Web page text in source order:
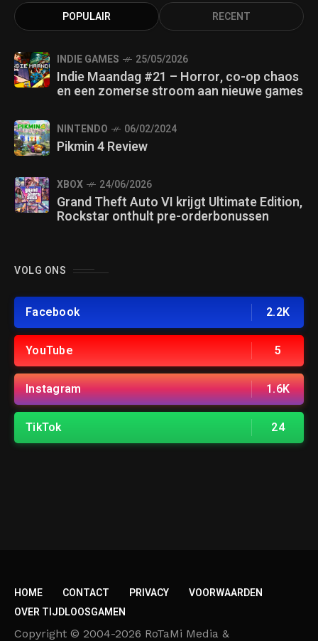
POPULAIR RECENT
INDIE GAMES 25/05/2026
Indie Maandag #21 – Horror, co-op chaos
en een zomerse stroom aan nieuwe games
NINTENDO 06/02/2024
Pikmin 4 Review
XBOX 24/06/2026
Grand Theft Auto VI krijgt Ultimate Edition,
Rockstar onthult pre-orderbonussen
VOLG ONS
Facebook 2.2K
YouTube 5
Instagram 1.6K
TikTok 24
HOME CONTACT PRIVACY
VOORWAARDEN
OVER TIJDLOOSGAMEN
Copyright © 2004-2026 RoTaMi Media &